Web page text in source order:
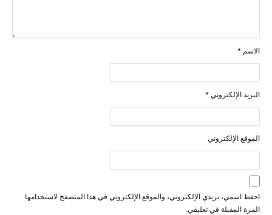
الاسم *
البريد الإلكتروني *
الموقع الإلكتروني
احفظ اسمي، بريدي الإلكتروني، والموقع الإلكتروني في هذا المتصفح لاستخدامها
المرة المقبلة في تعليقي.